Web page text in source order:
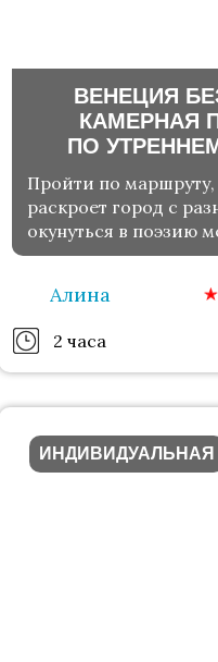
ВЕНЕЦИЯ
КАМЕРНАЯ
ПО
Пройти по
раскроет город с
окунуться в поэзию
Алина
2 часа
ИНДИВИДУАЛЬНАЯ